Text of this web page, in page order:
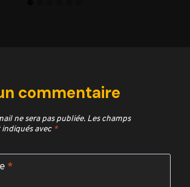
commentaire
ne sera pas publiée. Les champs
avec *
*